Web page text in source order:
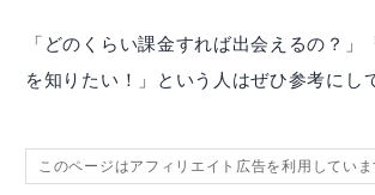
「どのくらい課金すれば出会えるの？」
を知りたい！」という人はぜひ参考にし
このページはアフィリエイト広告を利用していま